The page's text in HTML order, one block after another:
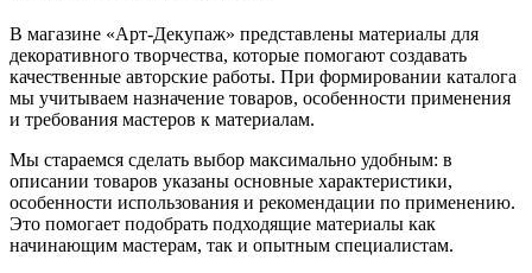
В магазине «Арт-Декупаж» представлены материалы для
декоративного творчества, которые помогают создавать
качественные авторские работы. При формировании каталога
мы учитываем назначение товаров, особенности применения
и требования мастеров к материалам.
Мы стараемся сделать выбор максимально удобным: в
описании товаров указаны основные характеристики,
особенности использования и рекомендации по применению.
Это помогает подобрать подходящие материалы как
начинающим мастерам, так и опытным специалистам.